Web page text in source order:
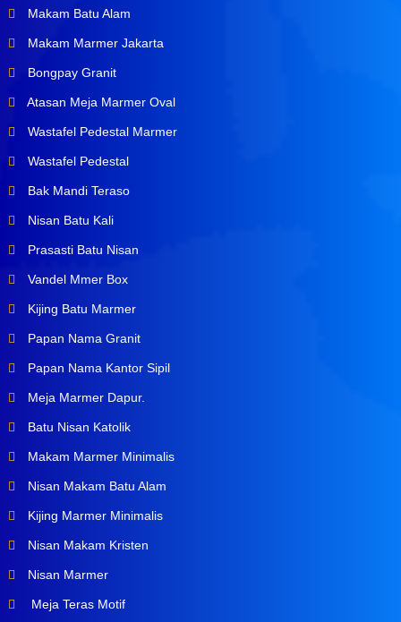
Makam Batu Alam
Makam Marmer Jakarta
Bongpay Granit
Atasan Meja Marmer Oval
Wastafel Pedestal Marmer
Wastafel Pedestal
Bak Mandi Teraso
Nisan Batu Kali
Prasasti Batu Nisan
Vandel Mmer Box
Kijing Batu Marmer
Papan Nama Granit
Papan Nama Kantor Sipil
Meja Marmer Dapur.
Batu Nisan Katolik
Makam Marmer Minimalis
Nisan Makam Batu Alam
Kijing Marmer Minimalis
Nisan Makam Kristen
Nisan Marmer
Meja Teras Motif